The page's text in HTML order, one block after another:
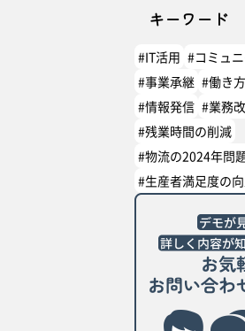
キーワード
#IT活用 #コミュ
#事業承継 #働き
#情報発信 #業務
#残業時間の削減
#物流の2024年問
#生産者満足度の